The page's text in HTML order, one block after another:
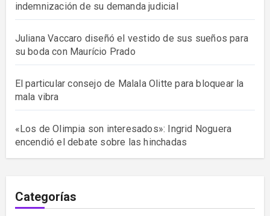
indemnización de su demanda judicial
Juliana Vaccaro diseñó el vestido de sus sueños para
su boda con Maurício Prado
El particular consejo de Malala Olitte para bloquear la
mala vibra
«Los de Olimpia son interesados»: Ingrid Noguera
encendió el debate sobre las hinchadas
Categorías